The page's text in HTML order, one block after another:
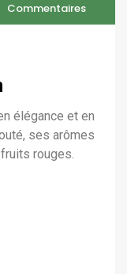
Commentaires
élégance et en
ses arômes
rouges.